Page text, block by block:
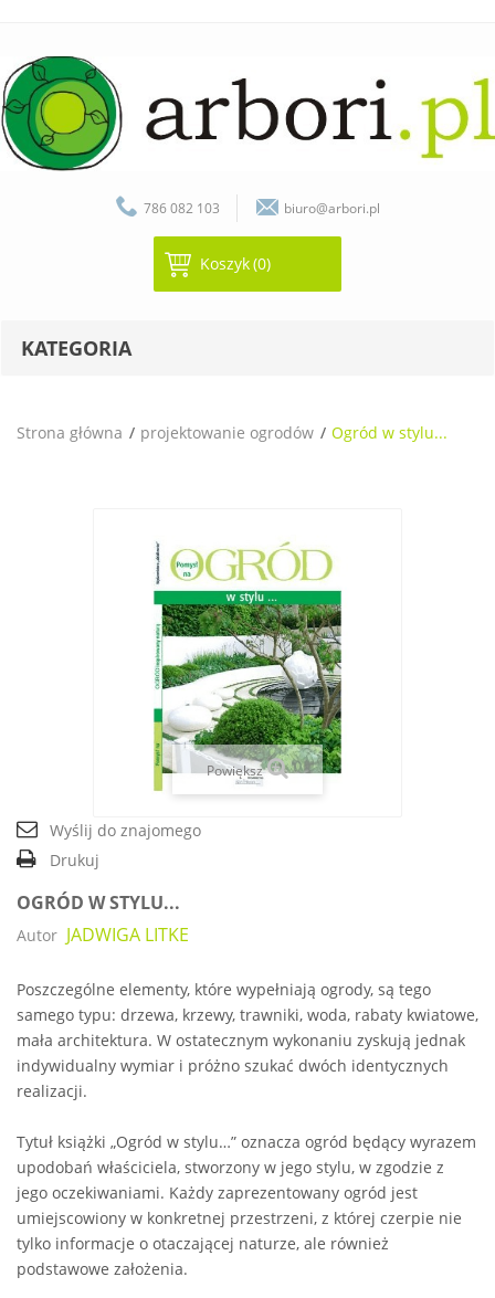
786 082 103 biuro@arbori.pl
Koszyk(0)
KATEGORIA
Strona główna projektowanie ogrodów Ogród w stylu...
Powiększ
Wyślij do znajomego
Drukuj
OGRÓD W STYLU...
Autor JADWIGA LITKE
Poszczególne elementy, które wypełniają ogrody, są tego
samego typu: drzewa, krzewy, trawniki, woda, rabaty kwiatowe,
mała architektura. W ostatecznym wykonaniu zyskują jednak
indywidualny wymiar i próżno szukać dwóch identycznych
realizacji.
Tytuł książki „Ogród w stylu…” oznacza ogród będący wyrazem
upodobań właściciela, stworzony w jego stylu, w zgodzie z
jego oczekiwaniami. Każdy zaprezentowany ogród jest
umiejscowiony w konkretnej przestrzeni, z której czerpie nie
tylko informacje o otaczającej naturze, ale również
podstawowe założenia.